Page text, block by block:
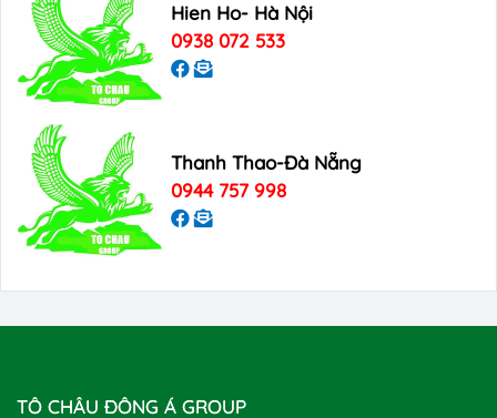
Hien Ho- Hà Nội
0938 072 533
Thanh Thao-Đà Nẵng
0944 757 998
TÔ CHÂU ĐÔNG Á GROUP